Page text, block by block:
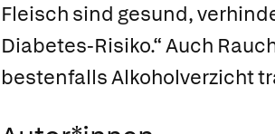
Fleisch sind gesund,
Diabetes-Risiko.“ Auch
bestenfalls Alkoholverzicht